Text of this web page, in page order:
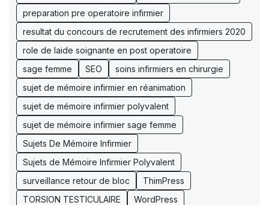
preparation pre operatoire infirmier
resultat du concours de recrutement des infirmiers 2020
role de laide soignante en post operatoire
sage femme
SEO
soins infirmiers en chirurgie
sujet de mémoire infirmier en réanimation
sujet de mémoire infirmier polyvalent
sujet de mémoire infirmier sage femme
Sujets De Mémoire Infirmier
Sujets de Mémoire Infirmier Polyvalent
surveillance retour de bloc
ThimPress
TORSION TESTICULAIRE
WordPress